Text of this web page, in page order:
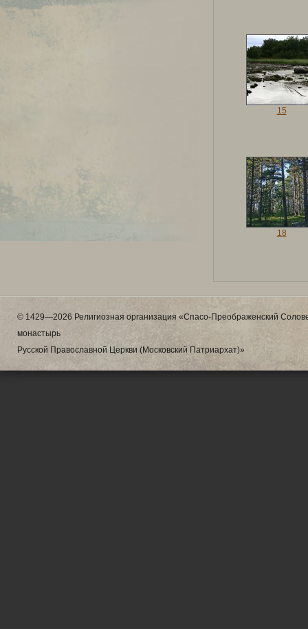
15
18
© 1429—2026 Религиозная организация «Спасо-Преображенский
монастырь
Русской Православной Церкви (Московский Патриархат)»